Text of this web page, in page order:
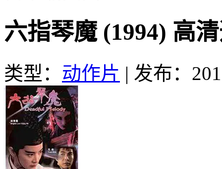
六指琴魔 (1994) 高
类型： 动作片 | 发布：